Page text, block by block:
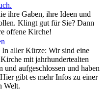
ihre Gaben, ihre Ideen und
Klingt gut für Sie? Dann
offene Kirche!
aller Kürze: Wir sind eine
mit jahrhundertealten
aufgeschlossen und haben
gibt es mehr Infos zu einer
Welt.